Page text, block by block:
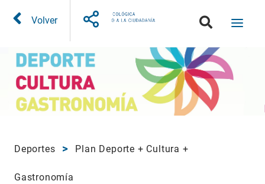
Volver
Deportes Plan Deporte + Cultura +
Gastronomía